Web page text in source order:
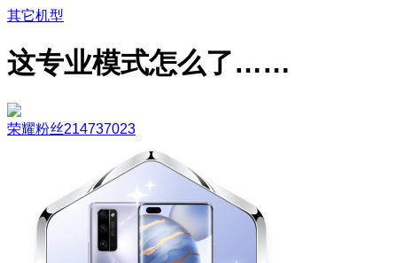
其它机型
这专业模式怎么了……
荣耀粉丝214737023